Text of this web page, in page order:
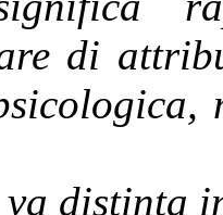
di
distinta